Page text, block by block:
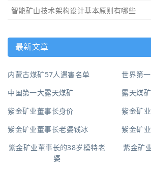
智能矿山技术架构设计基本原则有哪些
最新文章
内蒙古煤矿57人遇害名单
世界第
中国第一大露天煤矿
露天煤
紫金矿业董事长身价
紫金矿
紫金矿业董事长老婆钱冰
紫金矿
紫金矿业董事长的38岁模特老
婆
紫金矿